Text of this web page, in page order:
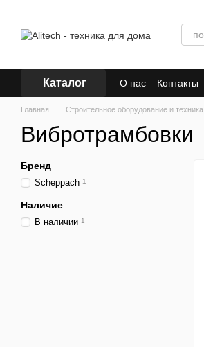
Каталог О нас Контакты
Главная Строительное оборудование и техника
Вибротрамбовки
Бренд
Scheppach 1
Наличие
В наличии 1